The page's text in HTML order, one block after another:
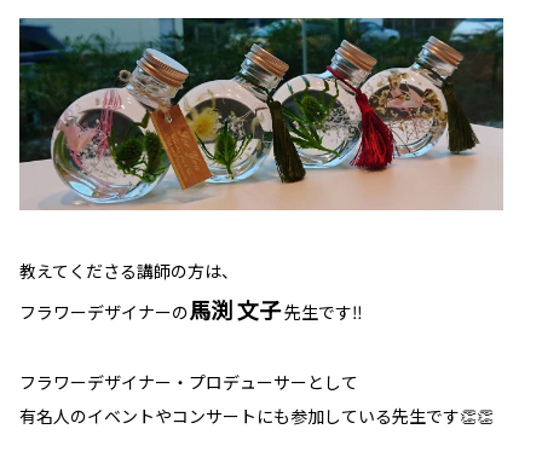
教えてくださる講師の方は、
フラワーデザイナーの馬渕 文子先生です‼
フラワーデザイナー・プロデューサーとして
有名人のイベントやコンサートにも参加している先生です👏👏